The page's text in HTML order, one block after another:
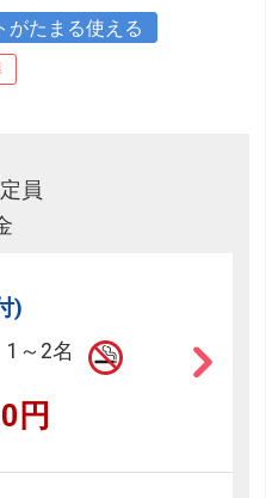
がたまる使える
員
)
1～2名
円